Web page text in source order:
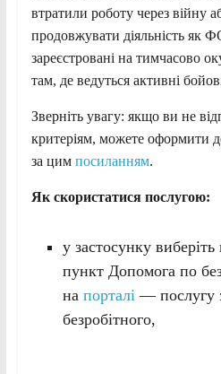
втратили роботу через війну
продовжувати діяльність як
зареєстровані на тимчасово
там, де ведуться активні бойові
Зверніть увагу: якщо ви не
критеріям, можете оформити
за цим посиланням.
Як скористатися послугою:
у застосунку
пункт Допомога по
на порталі — послугу
безробітного,